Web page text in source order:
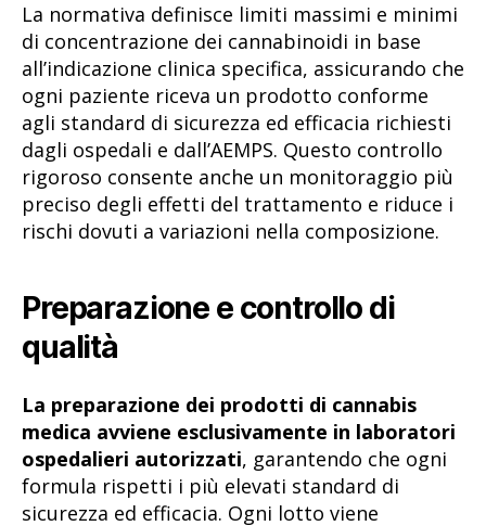
La normativa definisce limiti massimi e minimi
di concentrazione dei cannabinoidi in base
all’indicazione clinica specifica, assicurando che
ogni paziente riceva un prodotto conforme
agli standard di sicurezza ed efficacia richiesti
dagli ospedali e dall’AEMPS. Questo controllo
rigoroso consente anche un monitoraggio più
preciso degli effetti del trattamento e riduce i
rischi dovuti a variazioni nella composizione.
Preparazione e controllo di
qualità
La preparazione dei prodotti di cannabis
medica avviene esclusivamente in laboratori
ospedalieri autorizzati, garantendo che ogni
formula rispetti i più elevati standard di
sicurezza ed efficacia. Ogni lotto viene